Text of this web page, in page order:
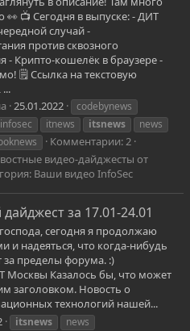
👀 📺 Сегодня в выпуске: - ДИТ
случай -
против сквозного
- Крипто-кошелёк в браузере -
🗒 Ссылка на текстовую
25.01.2022
codebynews
infosec itnews itsnews
news
Комментарии: 2
видео-дайджесты от
Ваши видео InfoSec
за 17.01-24.01
сегодня я продолжаю
и надеяться, что когда-нибудь
пределы форума. :)
Москвы Казалось бы, что может
заголовком. Новость о
технологий нашей...
itsnews
news